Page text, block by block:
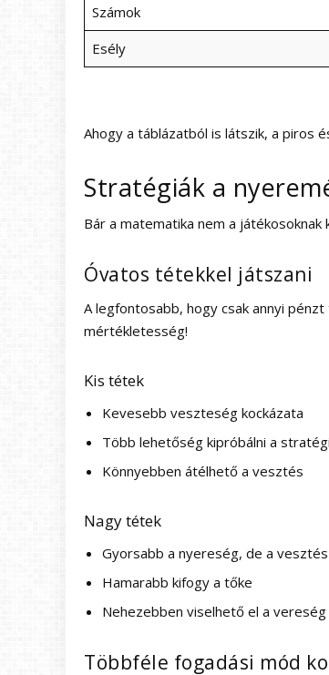
Számok
Esély
Ahogy a táblázatból is látszik, a piros
Stratégiák a
Bár a matematika nem a
Óvatos tétekkel játszani
A legfontosabb, hogy csak annyi
mértékletesség!
Kis tétek
Kevesebb veszteség kockázata
Több lehetőség kipróbálni a
Könnyebben átélhető a vesztés
Nagy tétek
Gyorsabb a nyereség, de a
Hamarabb kifogy a tőke
Nehezebben viselhető el a vereség
Többféle fogadási mód